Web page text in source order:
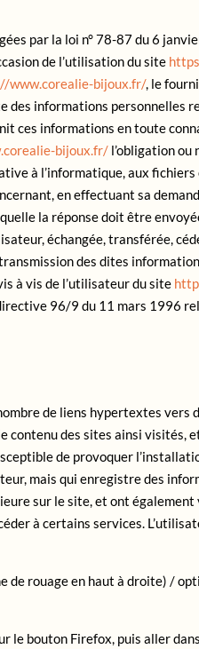
par la loi n° 78-87 du 6
de l’utilisation du site
www.corealie-bijoux.fr/, le
informations personnelles
ces informations en toute
bijoux.fr/ l’obligation
à l’informatique, aux
en effectuant sa
la réponse doit être
échangée, transférée,
des dites
à vis de l’utilisateur du site
96/9 du 11 mars 1996
de liens hypertextes vers
des sites ainsi visités,
de provoquer
mais qui enregistre des
sur le site, et ont
à certains services.
de rouage en haut à droite) /
le bouton Firefox, puis aller